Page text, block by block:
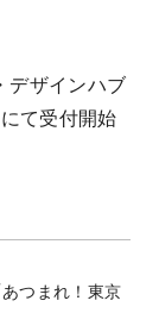
デザインハブ
て受付開始
つまれ！東京